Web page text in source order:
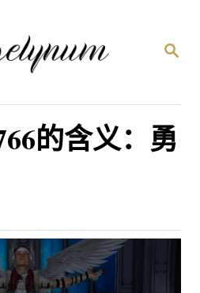
搜
的含义：勇